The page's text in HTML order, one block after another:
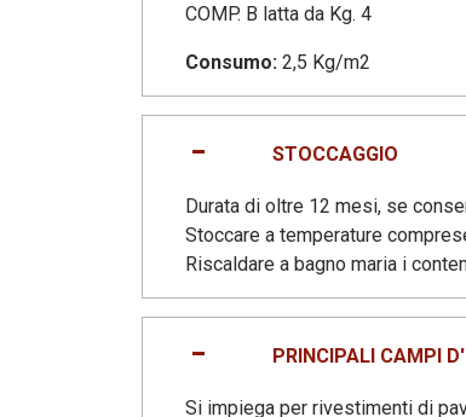
COMP. B latta da Kg. 4
Consumo: 2,5 Kg/m2
STOCCAGGIO
Durata di oltre 12 mesi, se
Stoccare a temperature
Riscaldare a bagno maria i
PRINCIPALI CAMPI
Si impiega per rivestimenti di